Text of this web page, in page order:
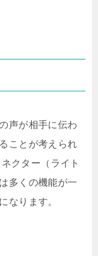
声が相手に伝わ
ことが考えられ
クター（ライト
多くの機能が一
なります。